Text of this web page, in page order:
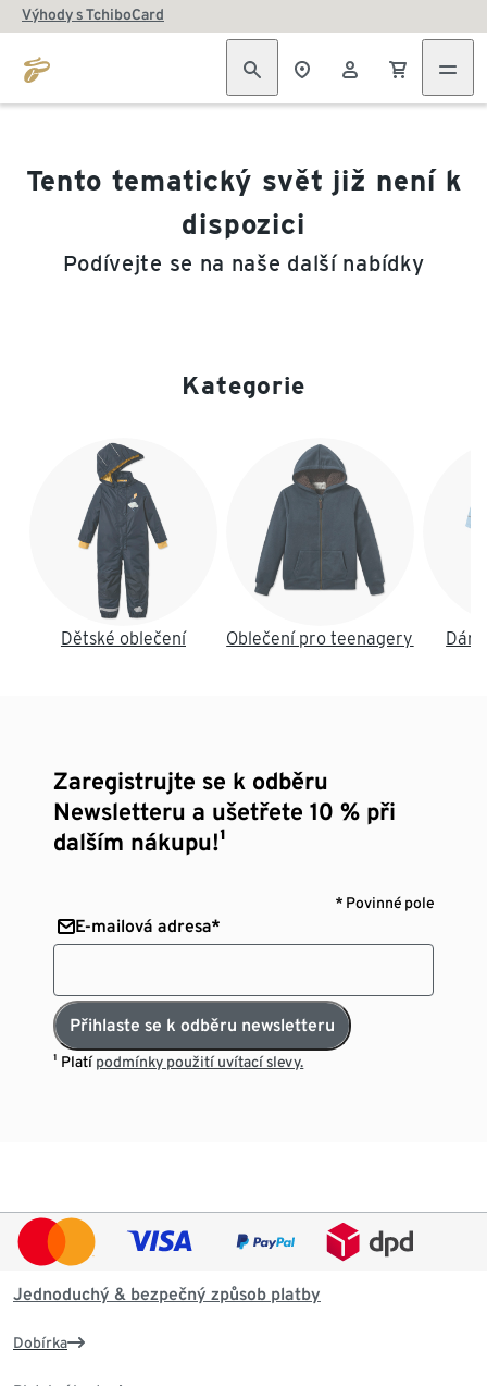
Výhody s TchiboCard
Tento tematický svět již není k
dispozici
Podívejte se na naše další nabídky
Kategorie
Dětské oblečení Oblečení pro teenagery
Zaregistrujte se k odběru
Newsletteru a ušetřete 10 % při
dalším nákupu!¹
* Povinné pole
E-mailová adresa*
Přihlaste se k odběru newsletteru
¹ Platípodmínky použití uvítací slevy.
Jednoduchý & bezpečný způsob platby
Dobírka